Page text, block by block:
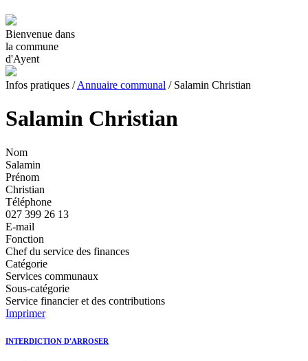
Bienvenue dans
la commune
d'Ayent
Infos pratiques /Annuaire communal / Salamin Christian
Salamin Christian
Nom
Salamin
Prénom
Christian
Téléphone
027 399 26 13
E-mail
Fonction
Chef du service des finances
Catégorie
Services communaux
Sous-catégorie
Service financier et des contributions
Imprimer
INTERDICTION D'ARROSER